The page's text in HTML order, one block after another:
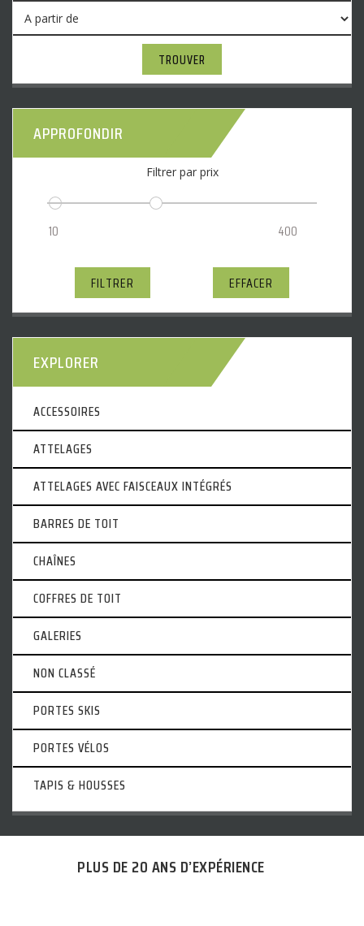
TROUVER
APPROFONDIR
Filtrer par prix
FILTRER EFFACER
EXPLORER
ACCESSOIRES
ATTELAGES
ATTELAGES AVEC FAISCEAUX INTÉGRÉS
BARRES DE TOIT
CHAÎNES
COFFRES DE TOIT
GALERIES
NON CLASSÉ
PORTES SKIS
PORTES VÉLOS
TAPIS & HOUSSES
PLUS DE 20 ANS D’EXPÉRIENCE